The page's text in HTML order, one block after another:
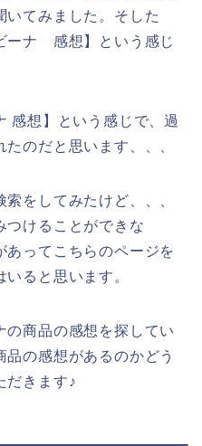
いてみました。そした
ーナ 感想】という感じ
感想】という感じで、過
のだと思います、、、
をしてみたけど、、、
つけることができな
あってこちらのページを
ると思います。
の商品の感想を探してい
の感想があるのかどう
だきます♪